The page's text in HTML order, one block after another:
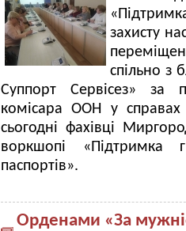
захисту
спільно з
Суппорт Сервісез» за
комісара ООН у
сьогодні фахівці
воркшопі «Підтримка
паспортів».
Орденами «За